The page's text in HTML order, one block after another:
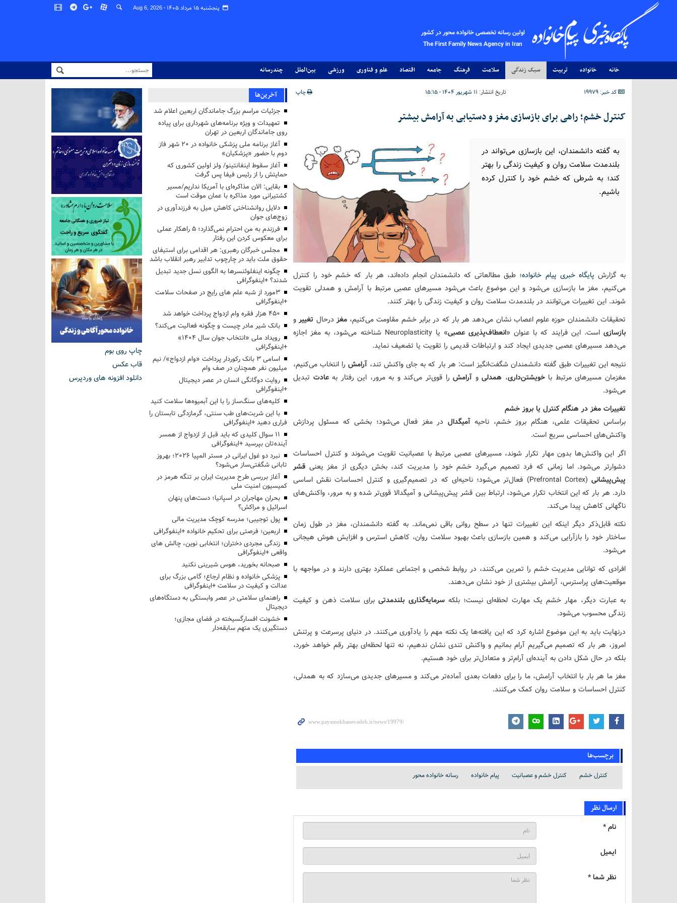
پنجشنبه ۱۵ مرداد ۱۴۰۵ - Aug 6, 2026
اولین رسانه تخصصی خانواده محور در کشور
The First Family News Agency in Iran
خانه خانواده تربیت سبک زندگی سلامت فرهنگ جامعه اقتصاد علم و فناوری ورزشی بین‌الملل چندرسانه
کد خبر: 19979 تاریخ انتشار: ۱۱ شهریور ۱۴۰۴ - ۱۵:۱۵ چاپ
کنترل خشم؛ راهی برای بازسازی مغز و دستیابی به آرامش بیشتر
به گفته دانشمندان، این بازسازی می‌تواند در
بلندمدت سلامت روان و کیفیت زندگی را بهتر
کند؛ به شرطی که خشم خود را کنترل کرده
باشیم.
به گزارش پایگاه خبری پیام خانواده؛ طبق مطالعاتی که دانشمندان انجام داده‌اند، هر بار که خشم خود را کنترل
می‌کنیم، مغز ما بازسازی می‌شود و این موضوع باعث می‌شود مسیرهای عصبی مرتبط با آرامش و همدلی تقویت
شوند. این تغییرات می‌توانند در بلندمدت سلامت روان و کیفیت زندگی را بهتر کنند.
تحقیقات دانشمندان حوزه علوم اعصاب نشان می‌دهد هر بار که در برابر خشم مقاومت می‌کنیم،مغز درحال تغییرو
بازسازیاست. این فرایند که با عنوان «انعطاف‌پذیری عصبی
» یا Neuroplasticity شناخته می‌شود، به مغز اجازه
می‌دهد مسیرهای عصبی جدیدی ایجاد کند و ارتباطات قدیمی را تقویت یا تضعیف نماید.
نتیجه این تغییرات طبق گفته دانشمندان شگفت‌انگیز است: هر بار که به جای واکنش تند، آرامش را انتخاب می‌کنیم،
مغزمان مسیرهای مرتبط باخویشتن‌داری، همدلیو آرامش را قوی‌تر می‌کند و به مرور، این رفتار بهعادت تبدیل
می‌شود.
تغییرات مغز در هنگام کنترل یا بروز خشم
براساس تحقیقات علمی، هنگام بروز خشم، ناحیهآمیگدال در مغز فعال می‌شود؛ بخشی که مسئول پردازش
واکنش‌های احساسی سریع است.
اگر این واکنش‌ها بدون مهار تکرار شوند، مسیرهای عصبی مرتبط با عصبانیت تقویت می‌شوند و کنترل احساسات
دشوارتر می‌شود. اما زمانی که فرد تصمیم می‌گیرد خشم خود را مدیریت کند، بخش دیگری از مغز یعنی قشر
پیش‌پیشانی
(Prefrontal Cortex) فعال‌تر می‌شود؛ ناحیه‌ای که در تصمیم‌گیری و کنترل احساسات نقش اساسی
دارد. هر بار که این انتخاب تکرار می‌شود، ارتباط بین قشر پیش‌پیشانی و آمیگدالا قوی‌تر شده و به مرور، واکنش‌های
ناگهانی کاهش پیدا می‌کند.
نکته قابل‌ذکر دیگر اینکه این تغییرات تنها در سطح روانی باقی نمی‌ماند. به گفته دانشمندان، مغز در طول زمان
ساختار خود را بازآرایی می‌کند و همین بازسازی باعث بهبود سلامت روان، کاهش استرس و افزایش هوش هیجانی
می‌شود.
افرادی که توانایی مدیریت خشم را تمرین می‌کنند، در روابط شخصی و اجتماعی عملکرد بهتری دارند و در مواجهه با
موقعیت‌های پراسترس، آرامش بیشتری از خود نشان می‌دهند.
به عبارت دیگر، مهار خشم یک مهارت لحظه‌ای نیست؛ بلکهسرمایه‌گذاری بلندمدتی برای سلامت ذهن و کیفیت
زندگی محسوب می‌شود.
درنهایت باید به این موضوع اشاره کرد که این یافته‌ها یک نکته مهم‌ را یادآوری می‌کنند. در دنیای پرسرعت و پرتنش
امروز، هر بار که تصمیم می‌گیریم آرام بمانیم و واکنش تندی نشان ندهیم، نه تنها لحظه‌ای بهتر رقم خواهد خورد،
بلکه در حال شکل دادن به آینده‌ای آرام‌تر و متعادل‌تر برای خود هستیم.
مغز ما هر بار با انتخاب آرامش، ما را برای دفعات بعدی آماده‌تر می‌کند و مسیرهای جدیدی می‌سازد که به همدلی،
کنترل احساسات و سلامت روان کمک می‌کنند.
برچسب‌ها
کنترل خشم کنترل خشم و عصبانیت پیام خانواده رسانه خانواده محور
ارسال نظر
نام *
ایمیل
نظر شما *
آخرین‌ها
جزئیات مراسم بزرگ جاماندگان اربعین اعلام شد
تمهیدات و ویژه برنامه‌های شهرداری برای پیاده
روی جاماندگان اربعین در تهران
آغاز برنامه ملی پزشکی خانواده در ۲۰ شهر فاز
دوم با حضور «پزشکیان»
آغاز سقوط اینفانتینو/ ولز اولین کشوری که
حمایتش را از رئیس فیفا پس گرفت
بقایی: الان مذاکره‌ای با آمریکا نداریم/مسیر
کشتیرانی مورد مذاکره با عمان موقت است
دلایل روانشناختی کاهش میل به فرزندآوری در
زوج‌های جوان
فرزندم به من احترام نمی‌گذارد؛ ۵ راهکار عملی
برای معکوس کردن این رفتار
مجلس خبرگان رهبری: هر اقدامی برای استیفای
حقوق ملت باید در چارچوب تدابیر رهبر انقلاب باشد
چگونه اینفلوئنسرها به الگوی نسل جدید تبدیل
شدند؟ +اینفوگرافی
3مورد از شبه علم های رایج در صفحات سلامت
+اینفوگرافی
۴۵۰ هزار فقره وام ازدواج پرداخت خواهد شد
بانک شیر مادر چیست و چگونه فعالیت می‌کند؟
رویداد ملی «انتخاب جوان سال ۱۴۰۴»
+اینفوگرافی
اسامی ۳ بانک رکوردار پرداخت «وام ازدواج»/ نیم
میلیون نفر همچنان در صف وام
روایت دوگانگی انسان در عصر دیجیتال
+اینفوگرافی
کلیه‌های سنگ‌ساز را با این آبمیوه‌ها سلامت کنید
با این شربت‌های طب سنتی، گرمازدگی تابستان را
فراری دهید +اینفوگرافی
۱۱ سوال کلیدی که باید قبل از ازدواج از همسر
آینده‌تان بپرسید +اینفوگرافی
نبرد دو غول ایرانی در مستر المپیا ۲۰۲۶؛ بهروز
تابانی شگفتی‌ساز می‌شود؟
آغاز بررسی طرح مدیریت ایران بر تنگه هرمز در
کمیسیون امنیت ملی
بحران مهاجران در اسپانیا؛ دست‌های پنهان
اسرائیل و مراکش؟
پول توجیبی؛ مدرسه کوچک مدیریت مالی
اربعین؛ فرصتی برای تحکیم خانواده +اینفوگرافی
زندگی مجردی دختران؛ انتخابی نوین، چالش های
واقعی +اینفوگرافی
صبحانه بخورید، هوس شیرینی نکنید
پزشکی خانواده و نظام ارجاع؛ گامی بزرگ برای
عدالت و کیفیت در سلامت +اینفوگرافی
راهنمای سلامتی در عصر وابستگی به دستگاه‌های
دیجیتال
خشونت افسارگسیخته در فضای مجازی؛
دستگیری یک متهم سابقه‌دار
چاپ روی بوم
قاب عکس
دانلود افزونه های وردپرس